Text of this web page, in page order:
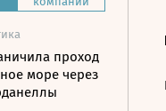
проход
море через